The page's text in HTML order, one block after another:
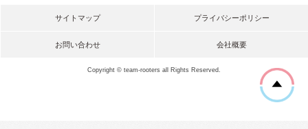
サイトマップ プライバシーポリシー
お問い合わせ 会社概要
Copyright © team-rooters all Rights Reserved.